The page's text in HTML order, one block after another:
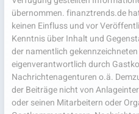
übernommen. finanztrends.de
keinen Einfluss und vor
Kenntnis über Inhalt und
der namentlich
eigenverantwortlich durch
Nachrichtenagenturen o.ä.
der Beiträge nicht von
oder seinen Mitarbeitern oder